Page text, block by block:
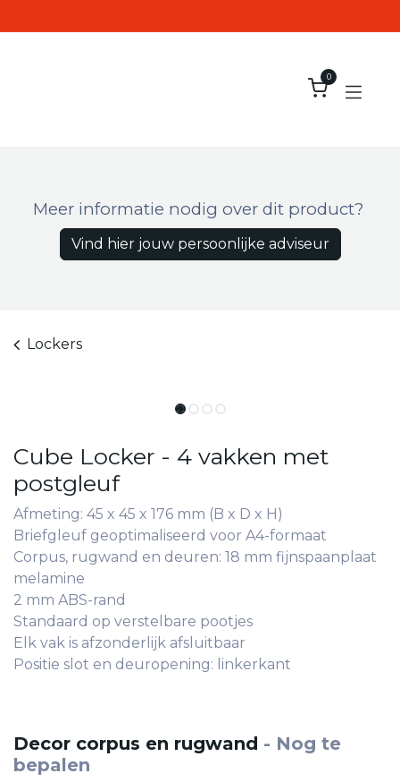
0
Meer informatie nodig over dit product?
Vind hier jouw persoonlijke adviseur
Lockers
Cube Locker - 4 vakken met
postgleuf
Afmeting: 45 x 45 x 176 mm (B x D x H)
Briefgleuf geoptimaliseerd voor A4-formaat
Corpus, rugwand en deuren: 18 mm fijnspaanplaat
melamine
2 mm ABS-rand
Standaard op verstelbare pootjes
Elk vak is afzonderlijk afsluitbaar
Positie slot en deuropening: linkerkant
Decor corpus en rugwand - Nog te
bepalen